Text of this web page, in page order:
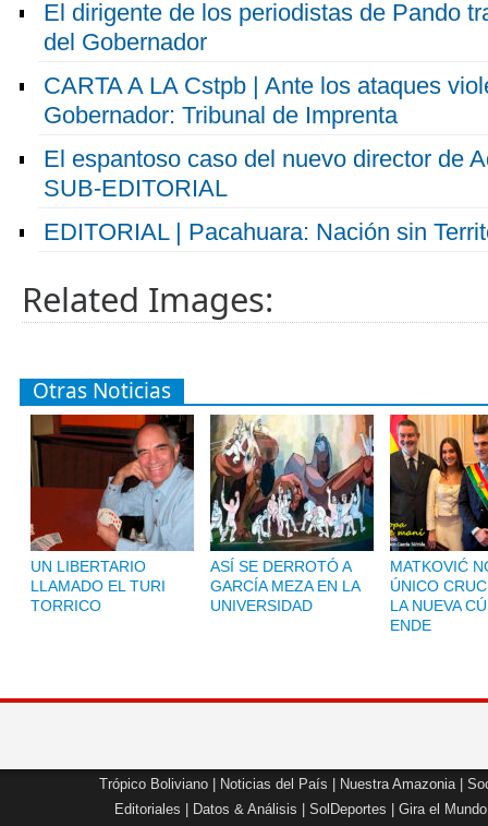
El dirigente de los periodistas de Pando
del Gobernador
CARTA A LA Cstpb | Ante los ataques
Gobernador: Tribunal de Imprenta
El espantoso caso del nuevo director de
SUB-EDITORIAL
EDITORIAL | Pacahuara: Nación sin
Related Images:
Otras Noticias
UN LIBERTARIO
LLAMADO EL TURI
TORRICO
ASÍ SE DERROTÓ A
GARCÍA MEZA EN LA
UNIVERSIDAD
MATKOVIĆ
ÚNICO
LA NUEVA
ENDE
Trópico Boliviano Noticias del País Nuestra Amazonia|
Editoriales
Datos & Análisis SolDeportes Gira el Mundo